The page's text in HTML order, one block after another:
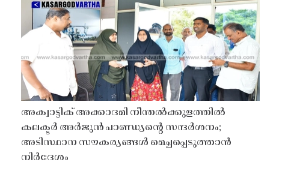
അക്വാട്ടിക് അക്കാദമി നീന്തൽക്കുളത്തിൽ
കലക്ടർ അർജുൻ പാണ്ഡ്യൻ്റെ സന്ദർശനം;
അടിസ്ഥാന സൗകര്യങ്ങൾ മെച്ചപ്പെടുത്താൻ
നിർദേശം